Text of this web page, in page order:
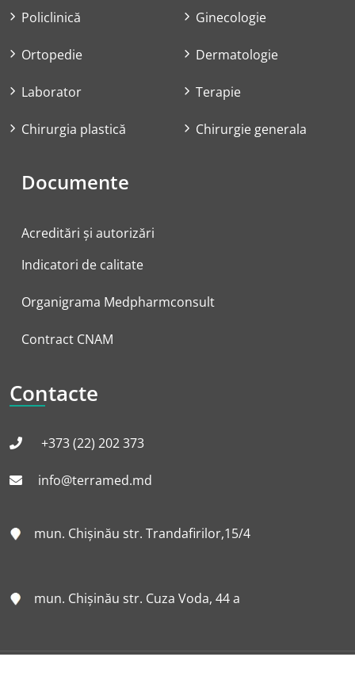
Policlinică
Ortopedie
Laborator
Chirurgia plastică
Ginecologie
Dermatologie
Terapie
Chirurgie generala
Documente
Acreditări și autorizări
Indicatori de calitate
Organigrama Medpharmconsult
Contract CNAM
Contacte
+373 (22) 202 373
info@terramed.md
mun. Chișinău str. Trandafirilor,15/4
mun. Chișinău str. Cuza Voda, 44 a